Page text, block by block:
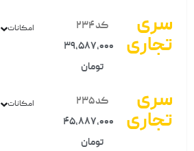
سری
تجاری
کد 234
39,587,000
تومان
امکانات
سری
تجاری
کد 235
45,887,000
تومان
امکانات